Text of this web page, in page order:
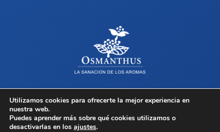
Copyright © 2026 Osmanthus, Todos los derechos reservados.
Utilizamos cookies para ofrecerte la mejor experiencia en
nuestra web.
Puedes aprender más sobre qué cookies utilizamos o
desactivarlas en los ajustes.